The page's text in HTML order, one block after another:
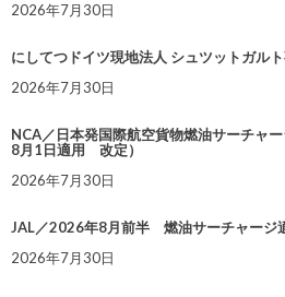
2026年7月30日
にしてつドイツ現地法人 シュツットガル
2026年7月30日
NCA／日本発国際航空貨物燃油サーチャ
8月1日適用 改定）
2026年7月30日
JAL／2026年8月前半 燃油サーチャージ
2026年7月30日